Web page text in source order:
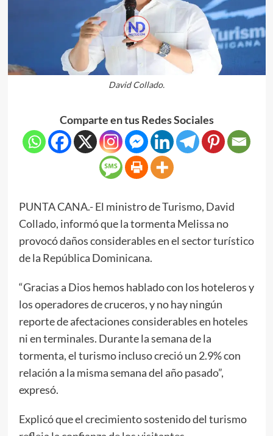
David Collado.
Comparte en tus Redes Sociales
PUNTA CANA.- El ministro de Turismo, David
Collado, informó que la tormenta Melissa no
provocó daños considerables en el sector turístico
de la República Dominicana.
“Gracias a Dios hemos hablado con los hoteleros y
los operadores de cruceros, y no hay ningún
reporte de afectaciones considerables en hoteles
ni en terminales. Durante la semana de la
tormenta, el turismo incluso creció un 2.9% con
relación a la misma semana del año pasado”,
expresó.
Explicó que el crecimiento sostenido del turismo